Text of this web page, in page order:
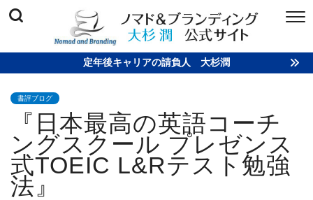
定年後キャリアの請負人 大杉潤
書評ブログ
『日本最高の英語コーチ
ングスクール プレゼンス
式TOEIC L&Rテスト勉強
法』